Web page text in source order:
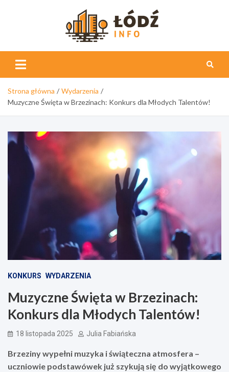
Info
Strona główna
Wydarzenia
Muzyczne Święta w Brzezinach: Konkurs dla Młodych Talentów!
KONKURS WYDARZENIA
Muzyczne Święta w Brzezinach:
Konkurs dla Młodych Talentów!
18 listopada 2025 Julia Fabiańska
Brzeziny wypełni muzyka i świąteczna atmosfera –
uczniowie podstawówek już szykują się do wyjątkowego